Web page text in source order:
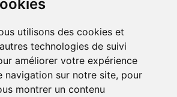
utilisons des cookies et
technologies de suivi
améliorer votre expérience
navigation sur notre site, pour
montrer un contenu
information)